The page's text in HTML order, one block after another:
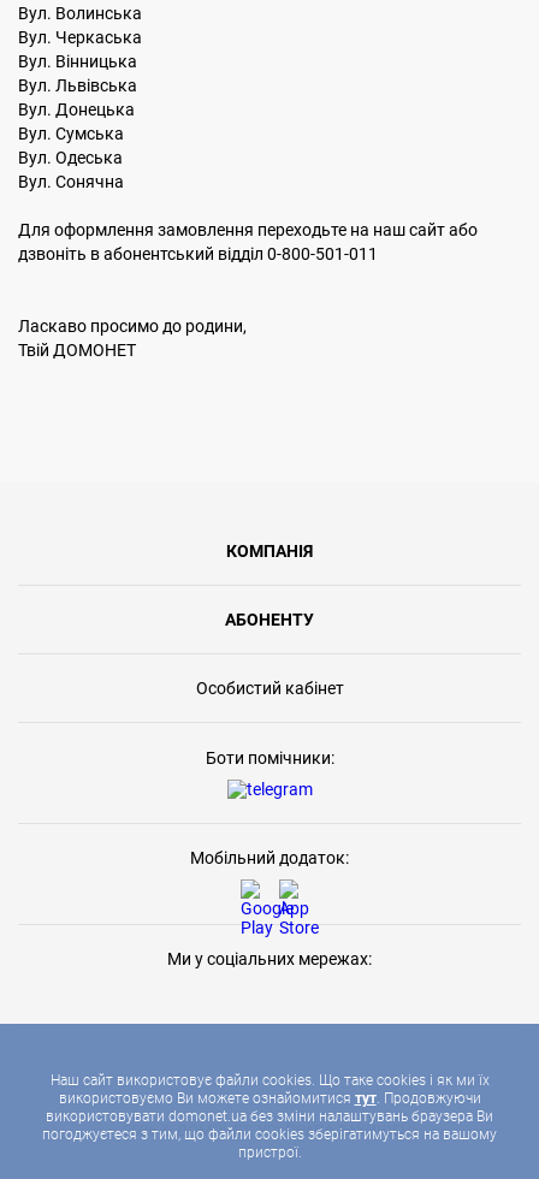
Наш сайт використовує файли cookies. Що таке cookies і як ми їх
використовуємо Ви можете ознайомитися тут. Продовжуючи
використовувати domonet.ua без зміни налаштувань браузера Ви
погоджуєтеся з тим, що файли cookies зберігатимуться на вашому
пристрої.
Вул. Волинська
Вул. Черкаська
Вул. Вінницька
Вул. Львівська
Вул. Донецька
Вул. Сумська
Вул. Одеська
Вул. Сонячна
Для оформлення замовлення переходьте на наш сайт або
дзвоніть в абонентський відділ 0-800-501-011
Ласкаво просимо до родини,
Твій ДОМОНЕТ
КОМПАНІЯ
АБОНЕНТУ
Особистий кабінет
Боти помічники:
Мобільний додаток:
Ми у соціальних мережах:
2026 © ДОМОНЕТ, УСІ ПРАВА ЗАХИЩЕНІ